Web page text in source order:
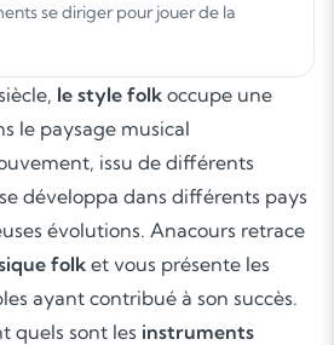
se diriger pour jouer de la
le style folk occupe une
le paysage musical
issu de différents
développa dans différents pays
évolutions. Anacours retrace
folk et vous présente les
ayant contribué à son succès.
quels sont les instruments